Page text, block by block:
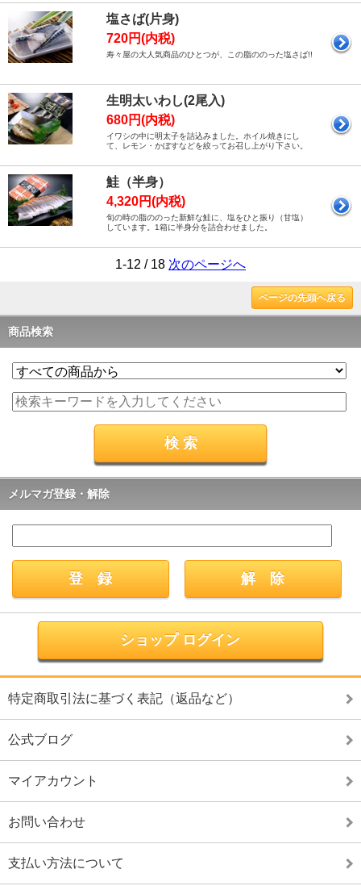
塩さば(片身)
720円(内税)
寿々屋の大人気商品のひとつが、この脂ののった塩さば!!
生明太いわし(2尾入)
680円(内税)
イワシの中に明太子を詰込みました。ホイル焼きにし
て、レモン・かぼすなどを絞ってお召し上がり下さい。
鮭（半身）
4,320円(内税)
旬の時の脂ののった新鮮な鮭に、塩をひと振り（甘塩）
しています。1箱に半身分を詰合わせました。
1-12 / 18 次のページへ
ページの先頭へ戻る
商品検索
メルマガ登録・解除
ショップ ログイン
特定商取引法に基づく表記（返品など）
公式ブログ
マイアカウント
お問い合わせ
支払い方法について